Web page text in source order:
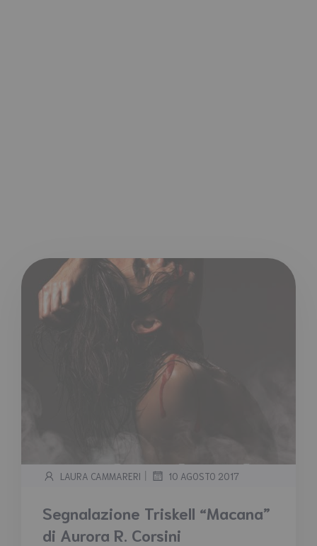
LAURA CAMMARERI | 10 AGOSTO 2017
Segnalazione Triskell “Macana”
di Aurora R. Corsini